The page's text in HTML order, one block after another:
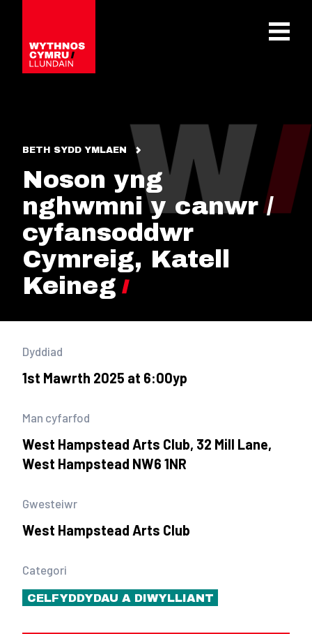
OPEN
BETH SYDD YMLAEN
Noson yng
nghwmni y canwr /
cyfansoddwr
Cymreig, Katell
Keineg
Dyddiad
1st Mawrth 2025 at 6:00yp
Man cyfarfod
West Hampstead Arts Club, 32 Mill Lane,
West Hampstead NW6 1NR
Gwesteiwr
West Hampstead Arts Club
Categori
CELFYDDYDAU A DIWYLLIANT